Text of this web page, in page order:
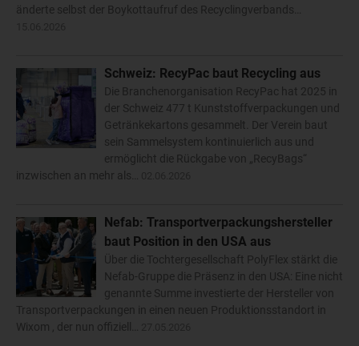
änderte selbst der Boykottaufruf des Recyclingverbands…
Schweiz: RecyPac baut Recycling aus
Die Branchenorganisation RecyPac hat 2025 in
der Schweiz 477 t Kunststoffverpackungen und
Getränkekartons gesammelt. Der Verein baut
sein Sammelsystem kontinuierlich aus und
ermöglicht die Rückgabe von „RecyBags“
inzwischen an mehr als…
Nefab: Transportverpackungshersteller
baut Position in den USA aus
Über die Tochtergesellschaft PolyFlex stärkt die
Nefab-Gruppe die Präsenz in den USA: Eine nicht
genannte Summe investierte der Hersteller von
Transportverpackungen in einen neuen Produktionsstandort in
Wixom , der nun offiziell…